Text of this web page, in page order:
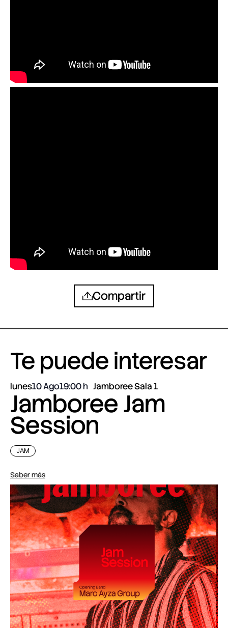
Compartir
Te puede interesar
lunes10 Ago19:00 Jamboree Sala 1
Jamboree Jam
Session
JAM
Saber más